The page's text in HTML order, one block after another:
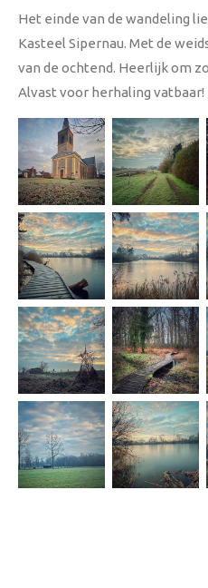
Het einde van de wandeling
Kasteel Sipernau. Met de
van de ochtend. Heerlijk om
Alvast voor herhaling vatbaar!